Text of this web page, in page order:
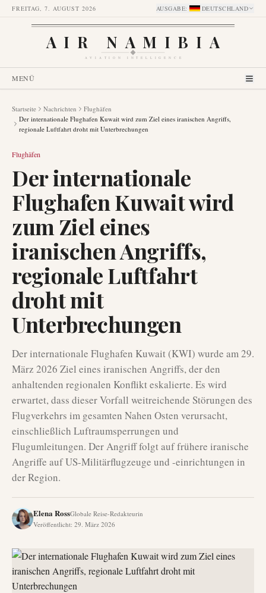
FREITAG, 7. AUGUST 2026 AUSGABE: DEUTSCHLAND
AIR NAMIBIA
AVIATION INTELLIGENCE
MENÜ
Startseite Nachrichten
Flughäfen
Der internationale Flughafen Kuwait wird zum Ziel eines iranischen Angriffs,
regionale Luftfahrt droht mit Unterbrechungen
Flughäfen
Der internationale
Flughafen Kuwait wird
zum Ziel eines
iranischen Angriffs,
regionale Luftfahrt
droht mit
Unterbrechungen
Der internationale Flughafen Kuwait (KWI) wurde am 29.
März 2026 Ziel eines iranischen Angriffs, der den
anhaltenden regionalen Konflikt eskalierte. Es wird
erwartet, dass dieser Vorfall weitreichende Störungen des
Flugverkehrs im gesamten Nahen Osten verursacht,
einschließlich Luftraumsperrungen und
Flugumleitungen. Der Angriff folgt auf frühere iranische
Angriffe auf US-Militärflugzeuge und -einrichtungen in
der Region.
Elena RossGlobale Reise-Redakteurin
Veröffentlicht: 29. März 2026